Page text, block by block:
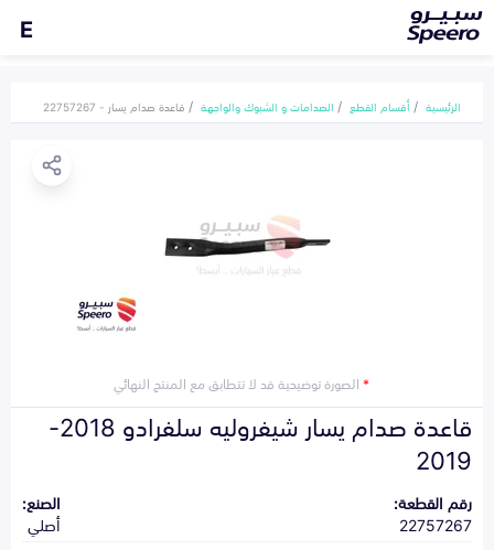
E
الرئيسية أقسام القطع الصدامات و الشبوك والواجهة قاعدة صدام يسار - 22757267
*الصورة توضيحية قد لا تتطابق مع المنتج النهائي
قاعدة صدام يسار شيفروليه سلفرادو 2018-
2019
رقم القطعة:
22757267
الصنع:
أصلي